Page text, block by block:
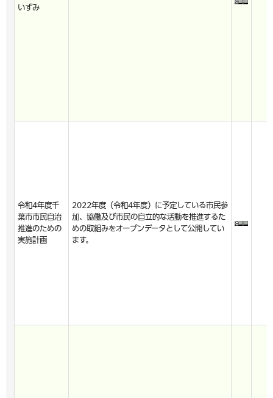
いずみ
令和4年度千
葉市市民自治
推進のための
実施計画
2022年度（令和4年度）に予定している市民参
加、協働及び市民の自立的な活動を推進するた
めの取組みをオープンデータとして公開してい
ます。